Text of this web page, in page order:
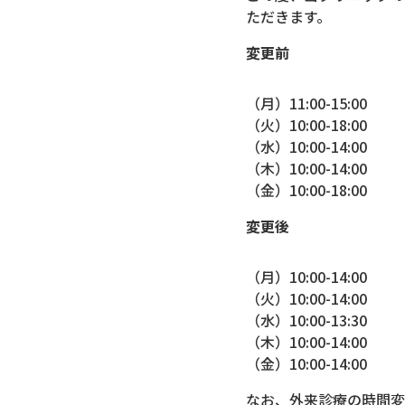
ただきます。
変更前
（月）11:00-15:00
（火）10:00-18:00
（水）10:00-14:00
（木）10:00-14:00
（金）10:00-18:00
変更後
（月）10:00-14:00
（火）10:00-14:00
（水）10:00-13:30
（木）10:00-14:00
（金）10:00-14:00
なお、外来診療の時間